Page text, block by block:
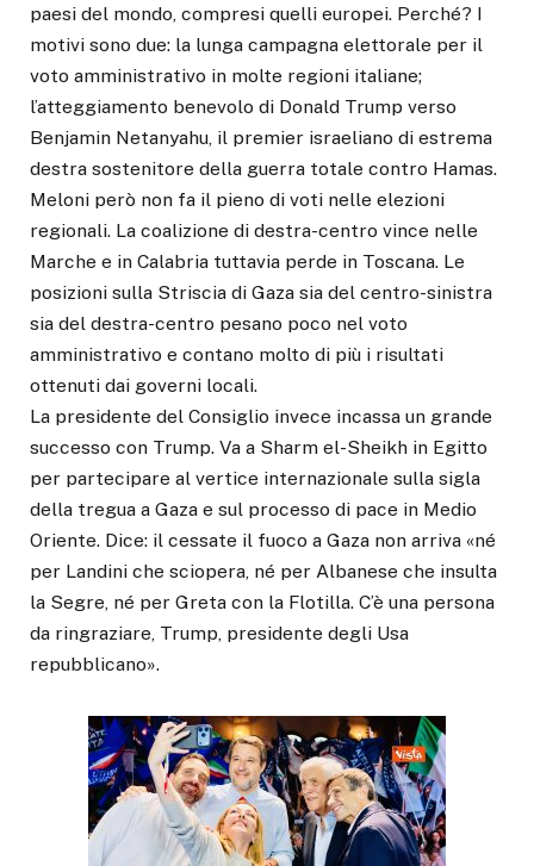
paesi del mondo, compresi quelli europei. Perché? I
motivi sono due: la lunga campagna elettorale per il
voto amministrativo in molte regioni italiane;
l’atteggiamento benevolo di Donald Trump verso
Benjamin Netanyahu, il premier israeliano di estrema
destra sostenitore della guerra totale contro Hamas.
Meloni però non fa il pieno di voti nelle elezioni
regionali. La coalizione di destra-centro vince nelle
Marche e in Calabria tuttavia perde in Toscana. Le
posizioni sulla Striscia di Gaza sia del centro-sinistra
sia del destra-centro pesano poco nel voto
amministrativo e contano molto di più i risultati
ottenuti dai governi locali.
La presidente del Consiglio invece incassa un grande
successo con Trump. Va a Sharm el-Sheikh in Egitto
per partecipare al vertice internazionale sulla sigla
della tregua a Gaza e sul processo di pace in Medio
Oriente. Dice: il cessate il fuoco a Gaza non arriva «né
per Landini che sciopera, né per Albanese che insulta
la Segre, né per Greta con la Flotilla. C’è una persona
da ringraziare, Trump, presidente degli Usa
repubblicano».